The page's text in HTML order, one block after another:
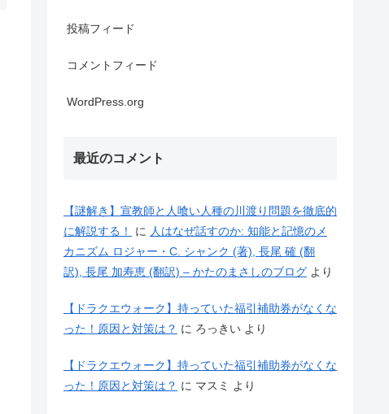
投稿フィード
コメントフィード
WordPress.org
最近のコメント
【謎解き】宣教師と人喰い人種の川渡り問題を徹底的
に解説する！
に 人はなぜ話すのか: 知能と記憶のメ
カニズム ロジャー・C. シャンク (著), 長尾 確 (翻
訳), 長尾 加寿恵 (翻訳) – かたのまさしのブログ より
【ドラクエウォーク】持っていた福引補助券がなくな
った！原因と対策は？ に ろっきい より
【ドラクエウォーク】持っていた福引補助券がなくな
った！原因と対策は？ に マスミ より